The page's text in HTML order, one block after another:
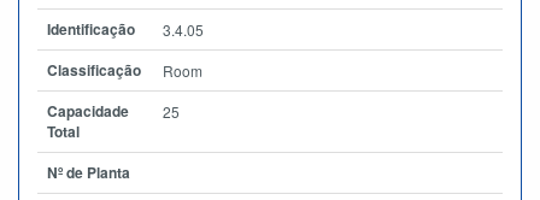
Identificação 3.4.05
Classificação Room
Capacidade
Total
25
Nº de Planta